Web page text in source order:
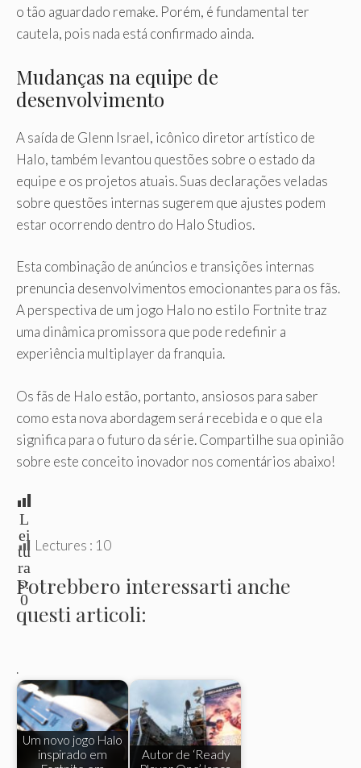
o tão aguardado remake. Porém, é fundamental ter
cautela, pois nada está confirmado ainda.
Mudanças na equipe de
desenvolvimento
A saída de Glenn Israel, icônico diretor artístico de
Halo, também levantou questões sobre o estado da
equipe e os projetos atuais. Suas declarações veladas
sobre questões internas sugerem que ajustes podem
estar ocorrendo dentro do Halo Studios.
Esta combinação de anúncios e transições internas
prenuncia desenvolvimentos emocionantes para os fãs.
A perspectiva de um jogo Halo no estilo Fortnite traz
uma dinâmica promissora que pode redefinir a
experiência multiplayer da franquia.
Os fãs de Halo estão, portanto, ansiosos para saber
como esta nova abordagem será recebida e o que ela
significa para o futuro da série. Compartilhe sua opinião
sobre este conceito inovador nos comentários abaixo!
L
ei
tu
ra
s:
0
Lectures : 10
Potrebbero interessarti anche
questi articoli:
.
Um novo jogo Halo
inspirado em
Autor de ‘Ready